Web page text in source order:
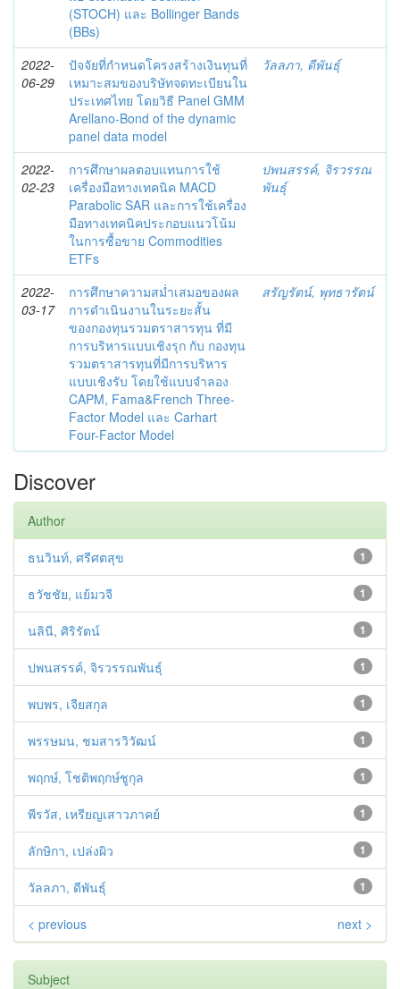
(STOCH) และ Bollinger Bands
(BBs)
2022-
06-29
ปัจจัยที่กำหนดโครงสร้างเงินทุนที่
เหมาะสมของบริษัทจดทะเบียนใน
ประเทศไทย โดยวิธี Panel GMM
Arellano-Bond of the dynamic
panel data model
วัลลภา, ดีพันธุ์
2022-
02-23
การศึกษาผลตอบแทนการใช้
เครื่องมือทางเทคนิค MACD
Parabolic SAR และการใช้เครื่อง
มือทางเทคนิคประกอบแนวโน้ม
ในการซื้อขาย Commodities
ETFs
ปพนสรรค์, จิรวรรณ
พันธุ์
2022-
03-17
การศึกษาความสม่ำเสมอของผล
การดำเนินงานในระยะสั้น
ของกองทุนรวมตราสารทุน ที่มี
การบริหารแบบเชิงรุก กับ กองทุน
รวมตราสารทุนที่มีการบริหาร
แบบเชิงรับ โดยใช้แบบจำลอง
CAPM, Fama&French Three-
Factor Model และ Carhart
Four-Factor Model
สรัญรัตน์, พุทธารัตน์
Discover
Author
1
ธนวินท์, ศรีศตสุข
1
ธวัชชัย, แย้มวจี
1
นลินี, ศิริรัตน์
1
ปพนสรรค์, จิรวรรณพันธุ์
1
พบพร, เจียสกุล
1
พรรษมน, ชมสารวิวัฒน์
1
พฤกษ์, โชติพฤกษ์ชูกุล
1
พีรวัส, เหรียญเสาวภาคย์
1
ลักษิกา, เปล่งผิว
1
วัลลภา, ดีพันธุ์
< previous next >
Subject